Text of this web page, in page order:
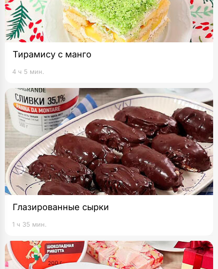
Тирамису с манго
4 ч 5 мин.
Глазированные сырки
1 ч 35 мин.